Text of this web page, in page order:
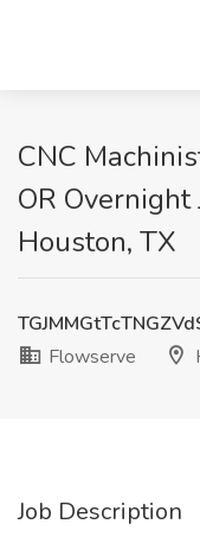
CNC
OR
Houston, TX
Flowserve
Job Description